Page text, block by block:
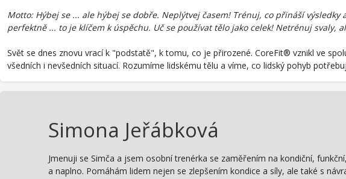
Motto: Hýbej se ... ale hýbej se dobře. Neplýtvej časem! Trénuj, co přináší
perfektně ... to je klíčem k úspěchu. Uč se používat tělo jako celek! Netrénuj svaly,
Svět se dnes znovu vrací k "podstatě", k tomu, co je přirozené. CoreFit® vznikl ve
všedních i nevšedních situací. Rozumíme lidskému tělu a víme, co lidský pohyb
Simona Jeřábková
Jmenuji se Simča a jsem osobní trenérka se zaměřením na kondiční,
a naplno. Pomáhám lidem nejen se zlepšením kondice a síly, ale také s